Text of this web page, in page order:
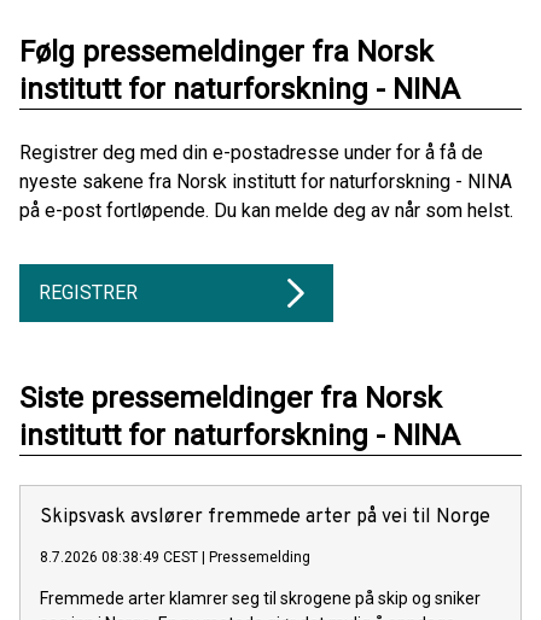
Følg pressemeldinger fra Norsk
institutt for naturforskning - NINA
Registrer deg med din e-postadresse under for å få de
nyeste sakene fra Norsk institutt for naturforskning - NINA
på e-post fortløpende. Du kan melde deg av når som helst.
REGISTRER
Siste pressemeldinger fra Norsk
institutt for naturforskning - NINA
Skipsvask avslører fremmede arter på vei til Norge
8.7.2026 08:38:49 CEST | Pressemelding
Fremmede arter klamrer seg til skrogene på skip og sniker